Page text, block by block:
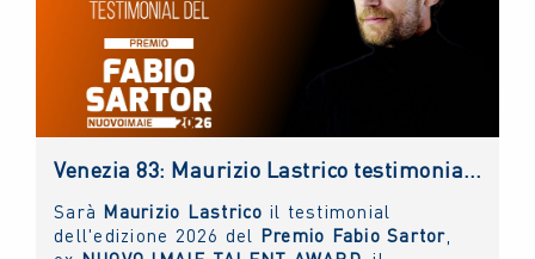
Venezia 83: Maurizio Lastrico testimonial del Premio NUOVO IMAIE Fabio Sartor
Sarà Maurizio Lastrico il testimonial
dell'edizione 2026 del Premio Fabio Sartor